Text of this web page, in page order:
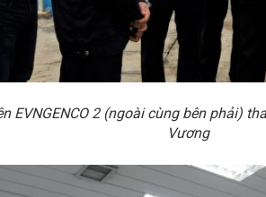
EVNGENCO 2 (ngoài cùng bên phải)
Vương